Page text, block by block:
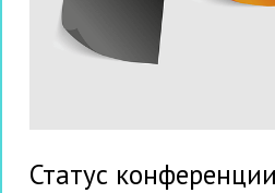
Статус конференции